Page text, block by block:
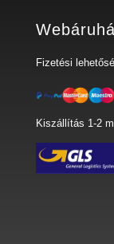
Fizetési
Kiszállítás 1-2